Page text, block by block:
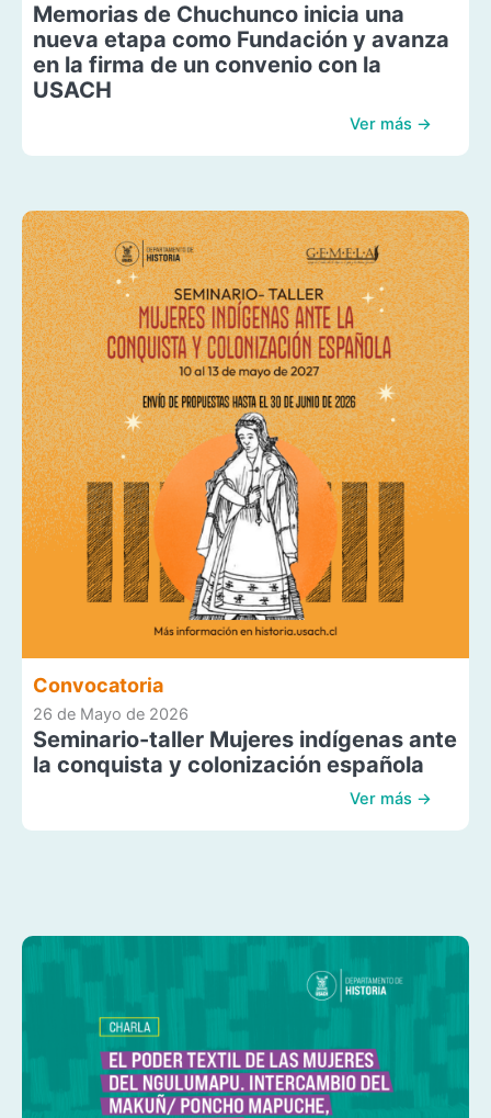
Memorias de Chuchunco inicia una
nueva etapa como Fundación y avanza
en la firma de un convenio con la
USACH
Ver más →
Convocatoria
26 de Mayo de 2026
Seminario-taller Mujeres indígenas ante
la conquista y colonización española
Ver más →